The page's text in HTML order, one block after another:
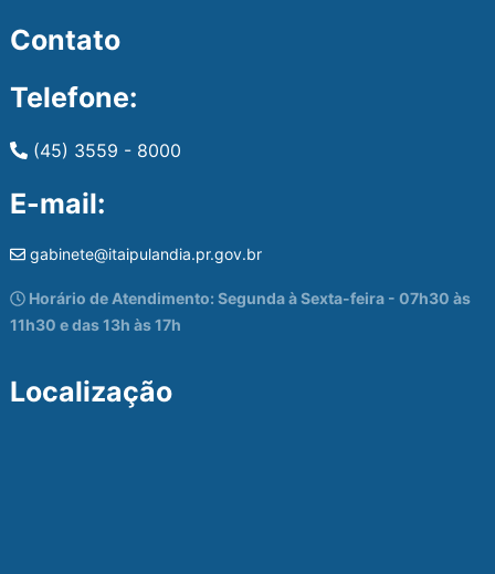
Contato
Telefone:
(45) 3559 - 8000
E-mail:
gabinete@itaipulandia.pr.gov.br
Horário de Atendimento: Segunda à Sexta-feira - 07h30 às
11h30 e das 13h às 17h
Localização